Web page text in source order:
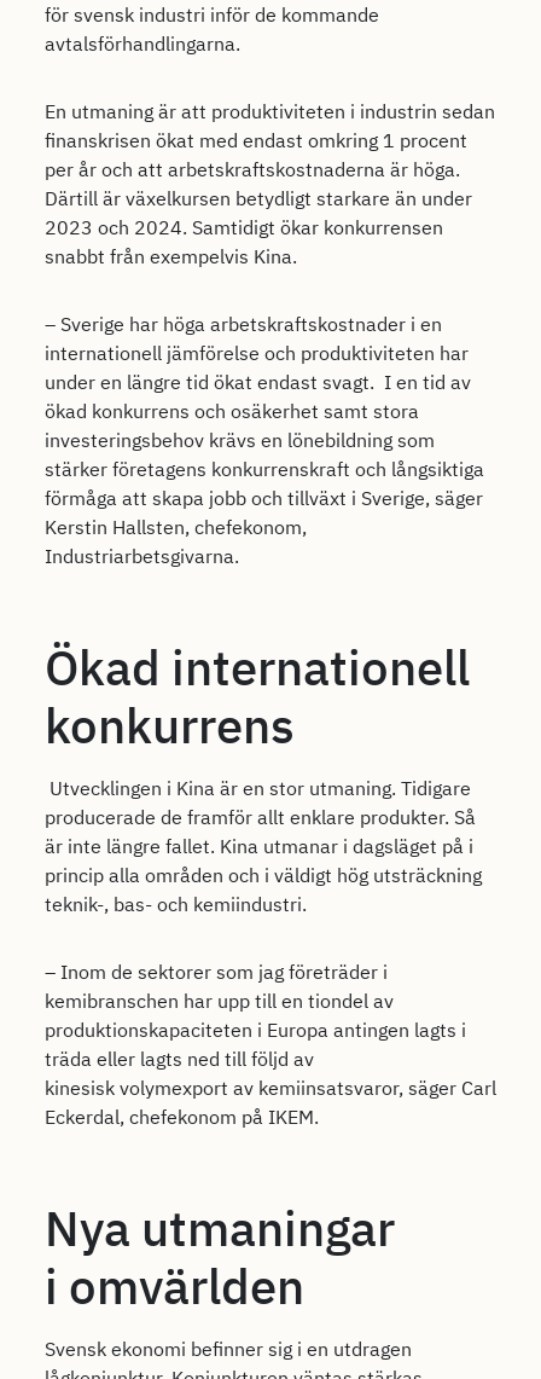
för svensk industri inför de kommande
avtalsförhandlingarna.
En utmaning är att produktiviteten i industrin sedan
finanskrisen ökat med endast omkring 1 procent
per år och att arbetskraftskostnaderna är höga.
Därtill är växelkursen betydligt starkare än under
2023 och 2024. Samtidigt ökar konkurrensen
snabbt från exempelvis Kina.
– Sverige har höga arbetskraftskostnader i en
internationell jämförelse och produktiviteten har
under en längre tid ökat endast svagt. I en tid av
ökad konkurrens och osäkerhet samt stora
investeringsbehov krävs en lönebildning som
stärker företagens konkurrenskraft och långsiktiga
förmåga att skapa jobb och tillväxt i Sverige, säger
Kerstin Hallsten, chefekonom,
Industriarbetsgivarna.​
Ökad internationell
konkurrens
Utvecklingen i Kina är en stor utmaning. Tidigare
producerade de framför allt enklare produkter. Så
är inte längre fallet. Kina utmanar i dagsläget på i
princip alla områden och i väldigt hög utsträckning
teknik-, bas- och kemiindustri.
– Inom de sektorer som jag företräder i
kemibranschen har upp till en tiondel av
produktionskapaciteten i Europa antingen lagts i
träda eller lagts ned till följd av
kinesisk volymexport av kemiinsatsvaror, säger Carl
Eckerdal, chefekonom på IKEM.
Nya utmaningar
i omvärlden
Svensk ekonomi befinner sig i en utdragen